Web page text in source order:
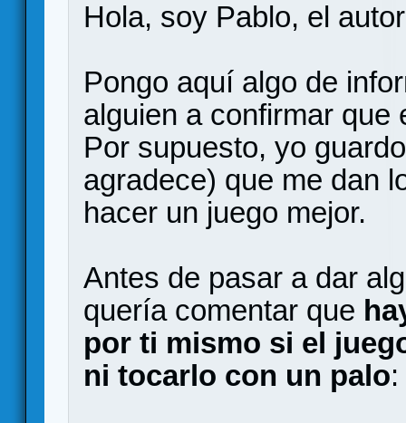
Hola, soy Pablo, el
Pongo aquí algo de
alguien a confirmar
Por supuesto, yo
agradece) que me dan
hacer un juego mejor.
Antes de pasar a dar
quería comentar que
por ti mismo si el
ni tocarlo con un palo: